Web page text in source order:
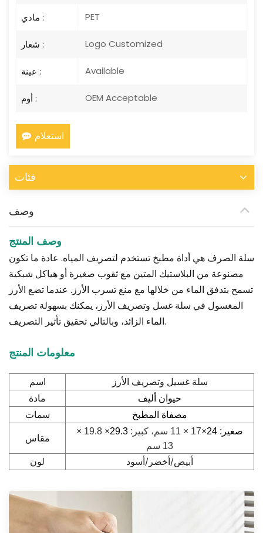
مادي : PET
شعار : Logo Customized
عينة : Available
أوم : OEM Acceptable
استعلام
فئات
وصف
وصف المنتج
سلة الصرف هي أداة مطبخ تستخدم لتصريف المياه. عادة ما تكون
مصنوعة من البلاستيك المتين مع ثقوب صغيرة أو هياكل شبكية
تسمح بتدفق الماء من خلالها مع منع تسرب الأرز. عندما تضع الأرز
المغسول في سلة غسل وتصريف الأرز، يمكنك بسهولة تصريف
الماء الزائد، وبالتالي تحقيق تأثير التصريف.
معلومات المنتج
اسم سلة غسيل وتصريف الأرز
مادة حيوان أليف
سمات مصفاة المطبخ
مقاس
صغير: 24 ×17 × 11 سم، كبير: 29.3
× 19.8 ×
13 سم
لون أبيض/أخضر/أسود